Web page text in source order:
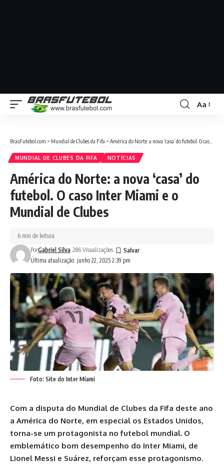
Aa
BrasFutebol.com > Mundial de Clubes da Fifa > América do Norte: a nova ‘casa’ do futebol. O caso Inter Miami e o Mundial de Clubes
MUNDIAL DE CLUBES DA FIFA NOTÍCIAS
América do Norte: a nova ‘casa’ do
futebol. O caso Inter Miami e o
Mundial de Clubes
Última atualização: junho 22, 2025 2:39 pm
PorGabriel Silva 286 Visualizações
6 min de leitura
Foto: Site do Inter Miami
Com a disputa do Mundial de Clubes da Fifa deste ano
a América do Norte, em especial os Estados Unidos,
torna-se um protagonista no futebol mundial. O
emblemático bom desempenho do Inter Miami, de
Lionel Messi e Suárez, reforçam esse protagonismo.